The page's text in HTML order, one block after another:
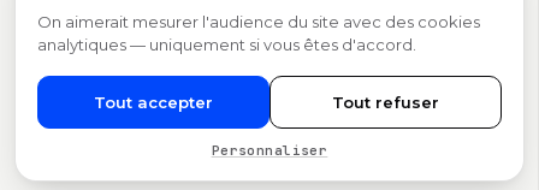
Gérer mes cookies
© 2026 Domini · Réseau de mandataires immobiliers en France
· +5 ans · +1,2 M€ reversés en 2025
On aimerait mesurer l'audience du site avec des cookies
analytiques — uniquement si vous êtes d'accord.
Tout accepter Tout refuser
Personnaliser